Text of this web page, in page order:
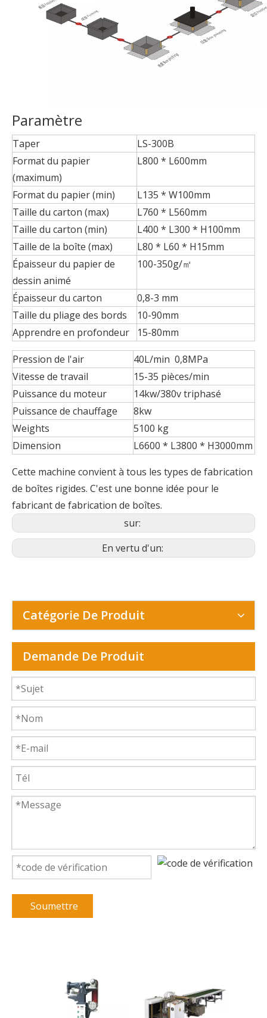
Paramètre
Taper
LS-300B
Format du papier
(maximum)
L800 * L600mm
Format du papier (min)
L135 * W100mm
Taille du carton (max)
L760 * L560mm
Taille du carton (min)
L400 * L300 * H100mm
Taille de la boîte (max)
L80 * L60 * H15mm
Épaisseur du papier de
dessin animé
100-350g/㎡
Épaisseur du carton
0,8-3 mm
Taille du pliage des bords
10-90mm
Apprendre en profondeur
15-80mm
Pression de l'air
40L/min 0,8MPa
Vitesse de travail
15-35 pièces/min
Puissance du moteur
14kw/380v triphasé
Puissance de chauffage
8kw
Weights
5100 kg
Dimension
L6600 * L3800 * H3000mm
Cette machine convient à tous les types de fabrication
de boîtes rigides. C'est une bonne idée pour le
fabricant de fabrication de boîtes.
sur:
En vertu d'un:
Catégorie De Produit
Demande De Produit
Soumettre